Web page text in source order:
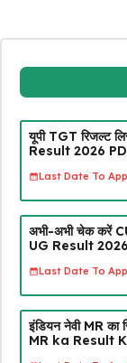
यूपी TGT रिजल्ट
Result 2026
Last Date To
अभी-अभी चेक करें
UG Result
Last Date To
इंडियन नेवी MR
MR ka Result